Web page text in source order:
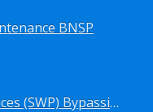
BNSP
Sertifikasi Safe Work Practices (SWP) Bypassing Critical Protection BNSP